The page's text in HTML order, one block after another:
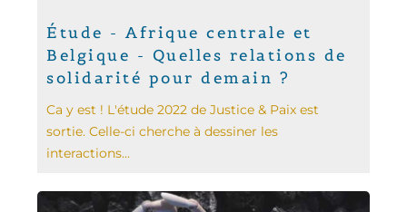
Étude - Afrique centrale et
Belgique - Quelles relations de
solidarité pour demain ?
Ca y est ! L'étude 2022 de Justice & Paix est
sortie. Celle-ci cherche à dessiner les
interactions...